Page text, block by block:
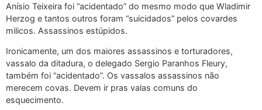
Anísio Teixeira foi “acidentado” do mesmo modo que Wladimir
Herzog e tantos outros foram “suicidados” pelos covardes
milicos. Assassinos estúpidos.
Ironicamente, um dos maiores assassinos e torturadores,
vassalo da ditadura, o delegado Sergio Paranhos Fleury,
também foi “acidentado”. Os vassalos assassinos não
merecem covas. Devem ir pras valas comuns do
esquecimento.